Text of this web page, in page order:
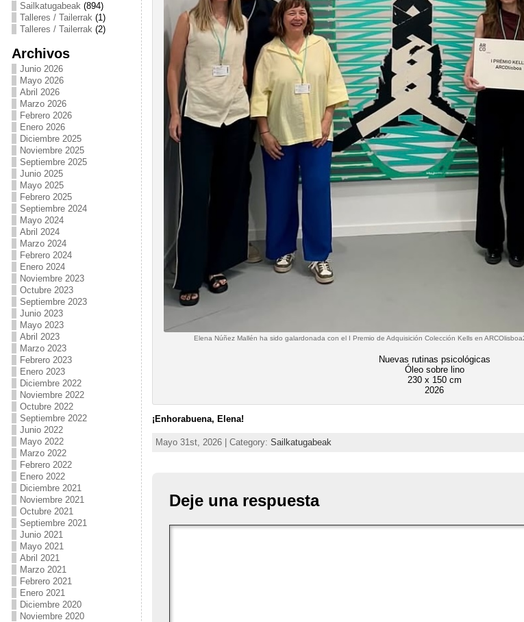
Sailkatugabeak(894)
Talleres / Tailerrak(1)
Talleres / Tailerrak(2)
Archivos
Junio 2026
Mayo 2026
Abril 2026
Marzo 2026
Febrero 2026
Enero 2026
Diciembre 2025
Noviembre 2025
Septiembre 2025
Junio 2025
Mayo 2025
Febrero 2025
Septiembre 2024
Mayo 2024
Abril 2024
Marzo 2024
Febrero 2024
Enero 2024
Noviembre 2023
Octubre 2023
Septiembre 2023
Junio 2023
Mayo 2023
Abril 2023
Marzo 2023
Febrero 2023
Enero 2023
Diciembre 2022
Noviembre 2022
Octubre 2022
Septiembre 2022
Junio 2022
Mayo 2022
Marzo 2022
Febrero 2022
Enero 2022
Diciembre 2021
Noviembre 2021
Octubre 2021
Septiembre 2021
Junio 2021
Mayo 2021
Abril 2021
Marzo 2021
Febrero 2021
Enero 2021
Diciembre 2020
Noviembre 2020
Elena Núñez Mallén ha sido galardonada con el I Premio de Adquisición Colección Kells en
Nuevas rutinas psicológicas
Óleo sobre lino
230 x 150 cm
2026
¡Enhorabuena, Elena!
Mayo 31st, 2026 | Category: Sailkatugabeak
Deje una respuesta